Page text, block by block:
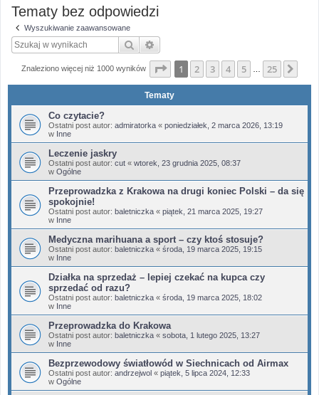
Tematy bez odpowiedzi
Wyszukiwanie zaawansowane
Szukaj
Znaleziono więcej niż 1000 wyników Strona z25
1 2 3 4 5 25
Tematy
Co czytacie?
Ostatni post autor: admiratorka « poniedziałek, 2 marca 2026, 13:19
w Inne
Leczenie jaskry
Ostatni post autor: cut « wtorek, 23 grudnia 2025, 08:37
w Ogólne
Przeprowadzka z Krakowa na drugi koniec Polski – da się
spokojnie!
Ostatni post autor: baletniczka « piątek, 21 marca 2025, 19:27
w Inne
Medyczna marihuana a sport – czy ktoś stosuje?
Ostatni post autor: baletniczka « środa, 19 marca 2025, 19:15
w Inne
Działka na sprzedaż – lepiej czekać na kupca czy
sprzedać od razu?
Ostatni post autor: baletniczka « środa, 19 marca 2025, 18:02
w Inne
Przeprowadzka do Krakowa
Ostatni post autor: baletniczka « sobota, 1 lutego 2025, 13:27
w Inne
Bezprzewodowy światłowód w Siechnicach od Airmax
Ostatni post autor: andrzejwol « piątek, 5 lipca 2024, 12:33
w Ogólne